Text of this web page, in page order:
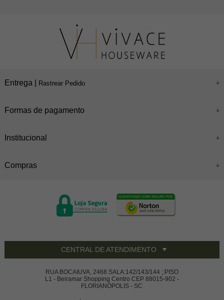
Entrega | Rastrear Pedido
Formas de pagamento
Institucional
Compras
CENTRAL DE ATENDIMENTO
RUA BOCAIUVA, 2468 SALA:142/143/144 ;:PISO
L1 - Beiramar Shopping Centro CEP 88015-902 -
FLORIANÓPOLIS - SC